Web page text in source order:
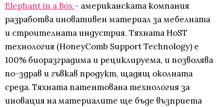
Elephant in a Box - американската компания
разработва иновативен материал за мебелната
и строителната индустрия. Тяхната HoST
технология (HoneyComb Support Technology) е
100% биоразградима и рециклируема, и позволява
по-здрав и гъвкав продукт, щадящ околната
среда. Тяхната патентована технология за
иновация на материалите ще бъде възприета